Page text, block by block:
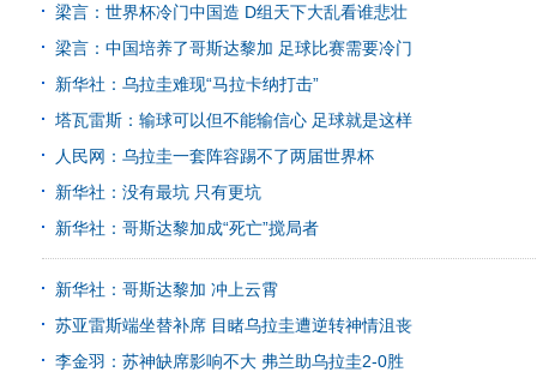
梁言：世界杯冷门中国造 D组天下大乱看谁悲壮
梁言：中国培养了哥斯达黎加 足球比赛需要冷门
新华社：乌拉圭难现“马拉卡纳打击”
塔瓦雷斯：输球可以但不能输信心 足球就是这样
人民网：乌拉圭一套阵容踢不了两届世界杯
新华社：没有最坑 只有更坑
新华社：哥斯达黎加成“死亡”搅局者
新华社：哥斯达黎加 冲上云霄
苏亚雷斯端坐替补席 目睹乌拉圭遭逆转神情沮丧
李金羽：苏神缺席影响不大 弗兰助乌拉圭2-0胜